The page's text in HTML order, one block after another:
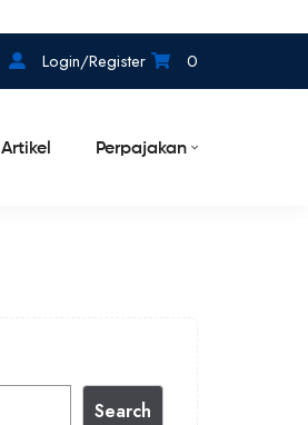
Login/Register 0
Artikel Perpajakan
Search